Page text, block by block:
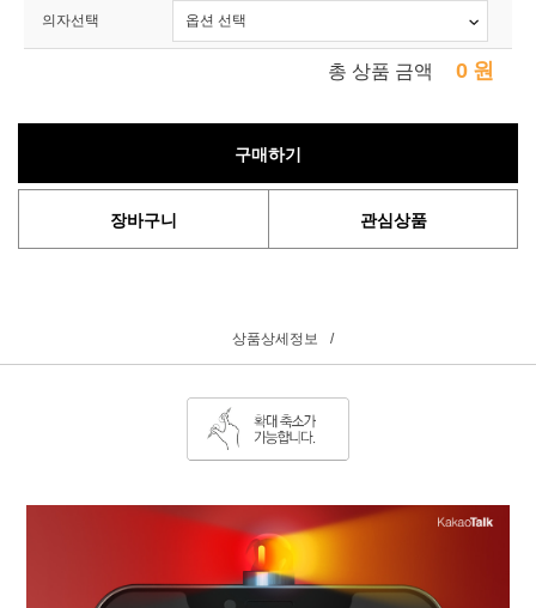
의자선택
총 상품 금액 0 원
구매하기
장바구니 관심상품
상품상세정보